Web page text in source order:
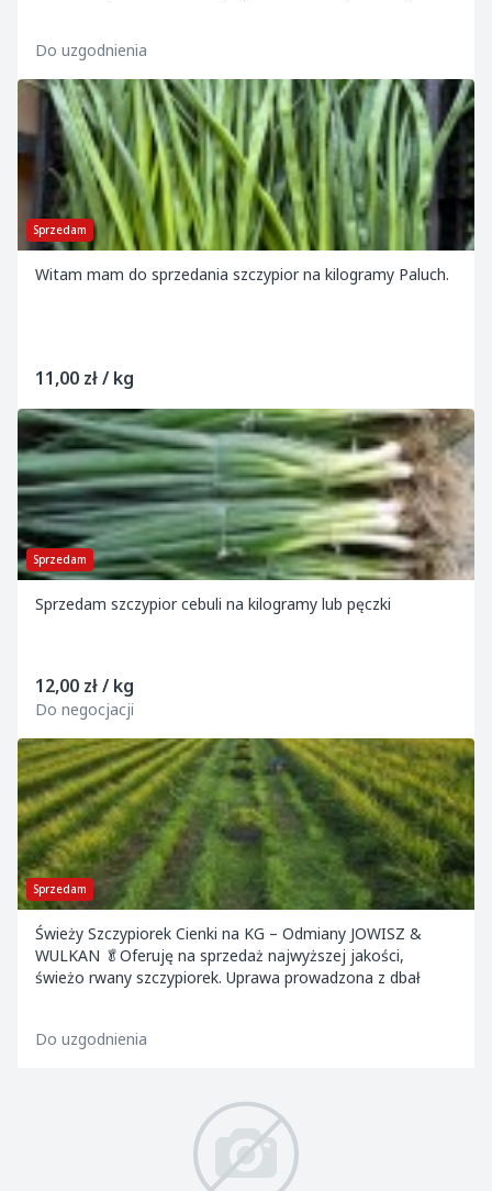
Do uzgodnienia
Sprzedam
Witam mam do sprzedania szczypior na kilogramy Paluch.
11,00 zł / kg
Sprzedam
Sprzedam szczypior cebuli na kilogramy lub pęczki
12,00 zł / kg
Do negocjacji
Sprzedam
Świeży Szczypiorek Cienki na KG – Odmiany JOWISZ &
WULKAN 🥬Oferuję na sprzedaż najwyższej jakości,
świeżo rwany szczypiorek. Uprawa prowadzona z dbał
Do uzgodnienia